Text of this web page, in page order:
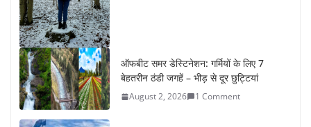
ऑफबीट समर डेस्टिनेशन: गर्मियों के लिए 7
बेहतरीन ठंडी जगहें – भीड़ से दूर छुट्टियां
August 2, 2026 1 Comment